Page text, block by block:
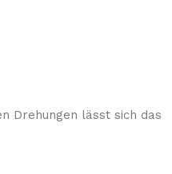
Drehungen lässt sich das